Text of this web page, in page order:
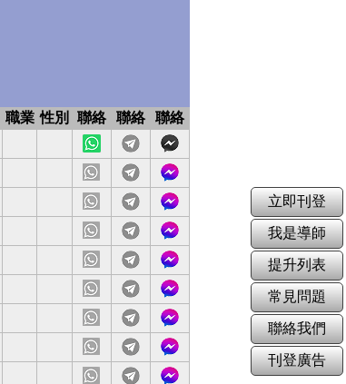
職業 性別 聯絡 聯絡
聯絡
站
載
服
站
載
服
站
載
服
站
載
服
站
載
服
站
載
服
站
載
服
站
載
服
立即刊登
我是導師
提升列表
常見問題
聯絡我們
刊登廣告